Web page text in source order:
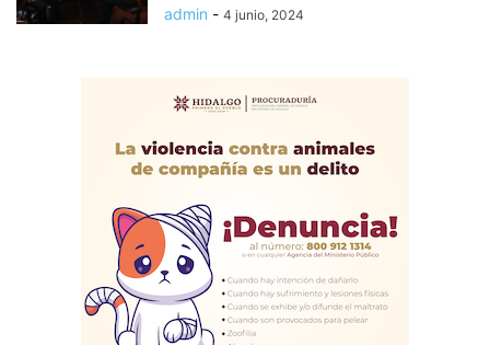
admin - 4 junio, 2024